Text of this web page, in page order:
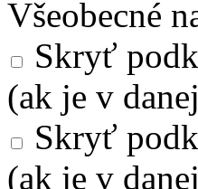
Všeobecné
Skryť
(ak je v
Skryť
(ak je v